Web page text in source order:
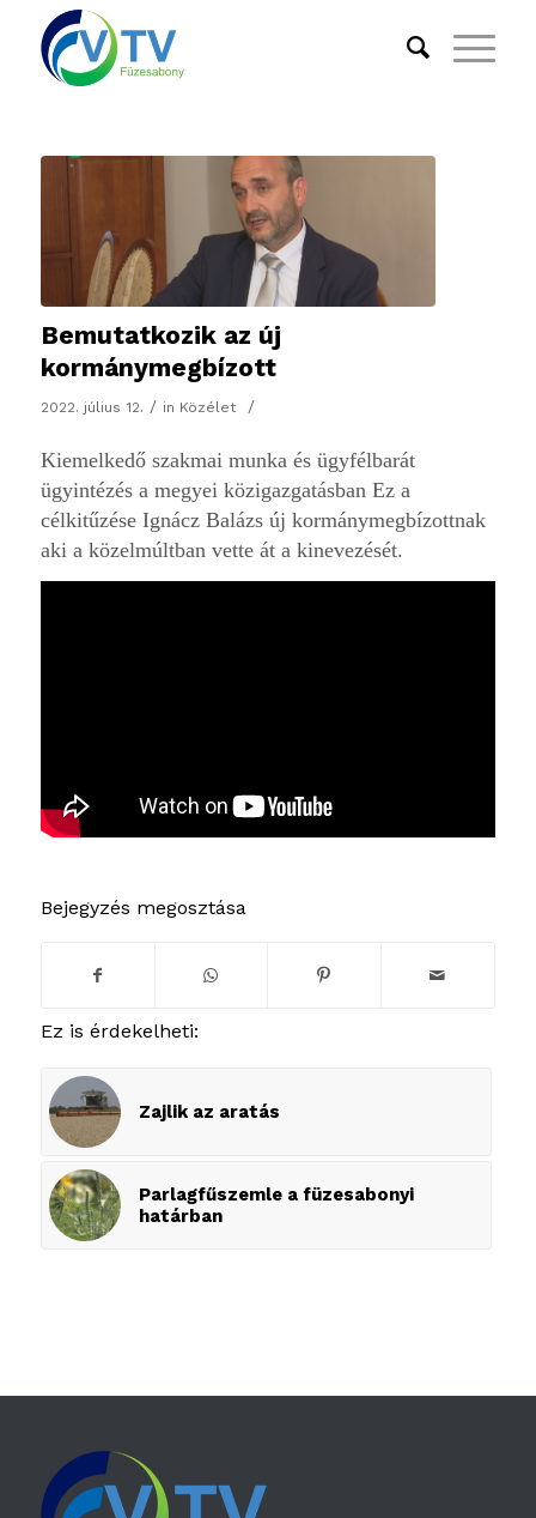
Bemutatkozik az új
kormánymegbízott
2022. július 12. / in Közélet /
Kiemelkedő szakmai munka és ügyfélbarát
ügyintézés a megyei közigazgatásban Ez a
célkitűzése Ignácz Balázs új kormánymegbízottnak
aki a közelmúltban vette át a kinevezését.
Bejegyzés megosztása
Ez is érdekelheti:
Zajlik az aratás
Parlagfűszemle a füzesabonyi
határban